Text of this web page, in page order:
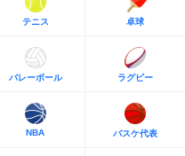
テニス 卓球
バレーボール ラグビー
NBA バスケ代表